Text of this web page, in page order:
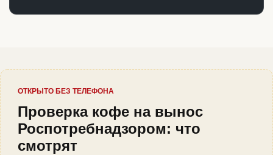
ОТКРЫТО БЕЗ ТЕЛЕФОНА
Проверка кофе на вынос
Роспотребнадзором: что
смотрят